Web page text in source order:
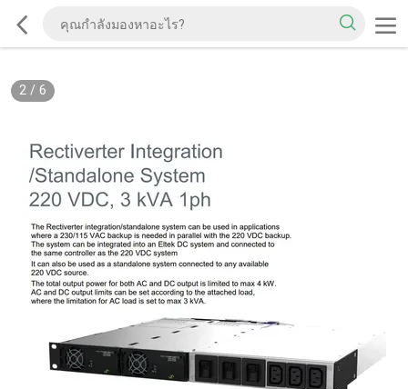
2/ 6